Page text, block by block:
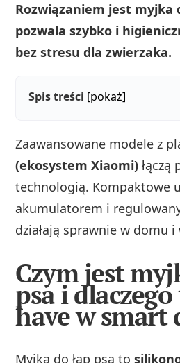
Rozwiązaniem jest myjka
pozwala szybko i
bez stresu dla zwierzaka.
Spis treści [pokaż]
Zaawansowane modele z
(ekosystem Xiaomi) łączą
technologią. Kompaktowe
akumulatorem i
działają sprawnie w domu i
Czym jest
psa i
have w smart
Myjka do łap psa to